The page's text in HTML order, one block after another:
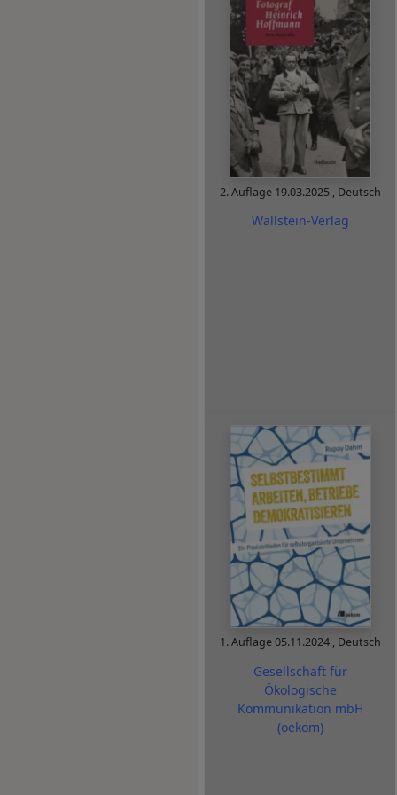
2. Auflage 19.03.2025 , Deutsch
Wallstein-Verlag
1. Auflage05.11.2024 , Deutsch
Gesellschaft für
Ökologische
Kommunikation mbH
(oekom)